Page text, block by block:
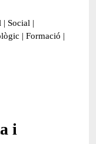
| Social |
| Formació |
i